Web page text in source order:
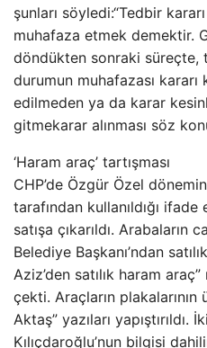
şunları söyledi:“Tedbir
muhafaza etmek demektir.
döndükten sonraki süreçte,
durumun muhafazası
edilmeden ya da karar
gitmekarar alınması söz
‘Haram araç’ tartışması
CHP’de Özgür Özel
tarafından kullanıldığı
satışa çıkarıldı. Arabaların
Belediye Başkanı’ndan
Aziz’den satılık haram
çekti. Araçların plakalarının
Aktaş” yazıları yapıştırıldı.
Kılıçdaroğlu’nun bilgisi